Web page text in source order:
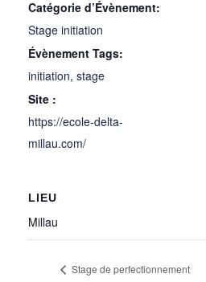
Catégorie d’Évènement:
Stage initiation
Évènement Tags:
initiation, stage
Site :
https://ecole-delta-
millau.com/
LIEU
Millau
Stage de perfectionnement